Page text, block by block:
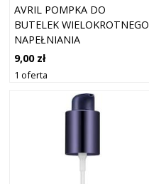
AVRIL POMPKA DO
BUTELEK WIELOKROTNEGO
NAPEŁNIANIA
9,00 zł
1 oferta